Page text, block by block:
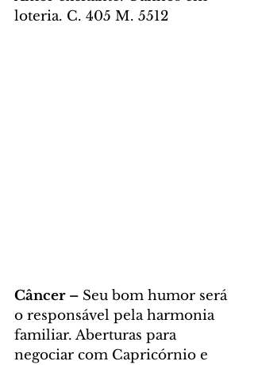
loteria. C. 405 M. 5512
Câncer – Seu bom humor será
o responsável pela harmonia
familiar. Aberturas para
negociar com Capricórnio e